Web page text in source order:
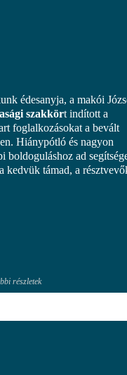
édesanyja, a makói
szakkört indított a
foglalkozásokat a bevált
Hiánypótló és nagyon
boldoguláshoz ad
kedvük támad, a
részletek